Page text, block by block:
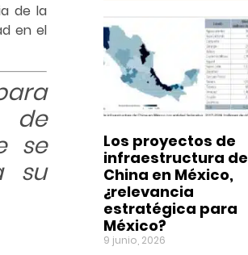
de la
en el
de
se
su
Los proyectos de
infraestructura de
China en México,
¿relevancia
estratégica para
México?
9 junio, 2026